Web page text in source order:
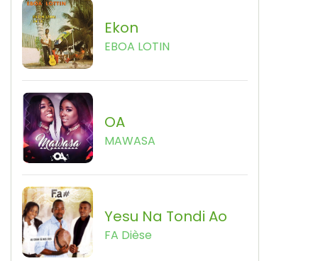
Ekon
EBOA LOTIN
OA
MAWASA
Yesu Na Tondi Ao
FA Dièse